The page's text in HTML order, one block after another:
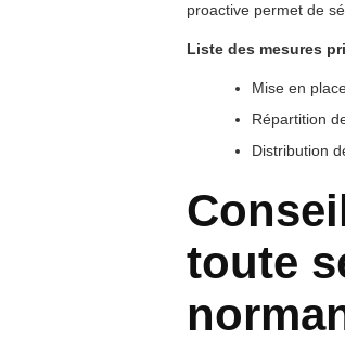
proactive permet de
Liste des mesures
Mise en
Répartition
Distribution
toute